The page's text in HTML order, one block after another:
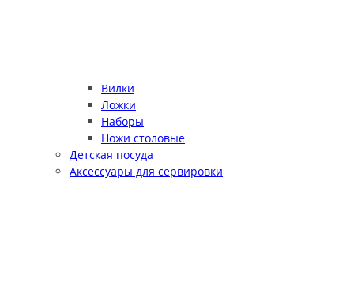
Вилки
Ложки
Наборы
Ножи столовые
Детская посуда
Аксессуары для сервировки